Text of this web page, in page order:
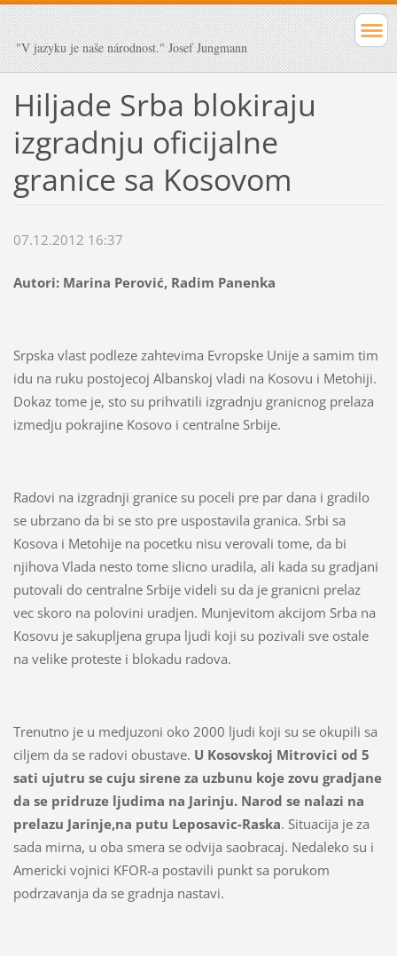
"V jazyku je naše národnost." Josef Jungmann
Hiljade Srba blokiraju
izgradnju oficijalne
granice sa Kosovom
07.12.2012 16:37
Autori: Marina Perović, Radim Panenka
Srpska vlast podleze zahtevima Evropske Unije a samim tim
idu na ruku postojecoj Albanskoj vladi na Kosovu i Metohiji.
Dokaz tome je, sto su prihvatili izgradnju granicnog prelaza
izmedju pokrajine Kosovo i centralne Srbije.
Radovi na izgradnji granice su poceli pre par dana i gradilo
se ubrzano da bi se sto pre uspostavila granica. Srbi sa
Kosova i Metohije na pocetku nisu verovali tome, da bi
njihova Vlada nesto tome slicno uradila, ali kada su gradjani
putovali do centralne Srbije videli su da je granicni prelaz
vec skoro na polovini uradjen. Munjevitom akcijom Srba na
Kosovu je sakupljena grupa ljudi koji su pozivali sve ostale
na velike proteste i blokadu radova.
Trenutno je u medjuzoni oko 2000 ljudi koji su se okupili sa
ciljem da se radovi obustave. U Kosovskoj Mitrovici od 5
sati ujutru se cuju sirene za uzbunu koje zovu gradjane
da se pridruze ljudima na Jarinju. Narod se nalazi na
prelazu Jarinje,na putu Leposavic-Raska. Situacija je za
sada mirna, u oba smera se odvija saobracaj. Nedaleko su i
Americki vojnici KFOR-a postavili punkt sa porukom
podrzavanja da se gradnja nastavi.